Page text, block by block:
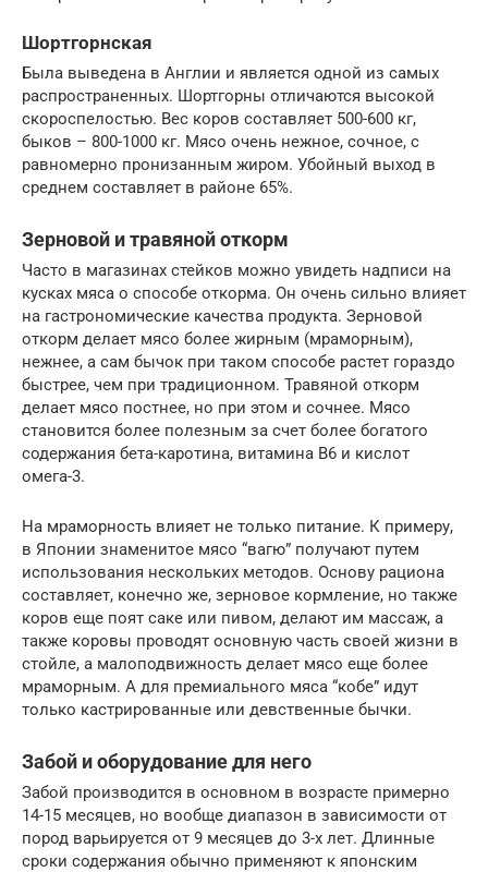
Шортгорнская
Была выведена в Англии и является одной из самых
распространенных. Шортгорны отличаются высокой
скороспелостью. Вес коров составляет 500-600 кг,
быков – 800-1000 кг. Мясо очень нежное, сочное, с
равномерно пронизанным жиром. Убойный выход в
среднем составляет в районе 65%.
Зерновой и травяной откорм
Часто в магазинах стейков можно увидеть надписи на
кусках мяса о способе откорма. Он очень сильно влияет
на гастрономические качества продукта. Зерновой
откорм делает мясо более жирным (мраморным),
нежнее, а сам бычок при таком способе растет гораздо
быстрее, чем при традиционном. Травяной откорм
делает мясо постнее, но при этом и сочнее. Мясо
становится более полезным за счет более богатого
содержания бета-каротина, витамина B6 и кислот
омега-3.
На мраморность влияет не только питание. К примеру,
в Японии знаменитое мясо “вагю” получают путем
использования нескольких методов. Основу рациона
составляет, конечно же, зерновое кормление, но также
коров еще поят саке или пивом, делают им массаж, а
также коровы проводят основную часть своей жизни в
стойле, а малоподвижность делает мясо еще более
мраморным. А для премиального мяса “кобе” идут
только кастрированные или девственные бычки.
Забой и оборудование для него
Забой производится в основном в возрасте примерно
14-15 месяцев, но вообще диапазон в зависимости от
пород варьируется от 9 месяцев до 3-х лет. Длинные
сроки содержания обычно применяют к японским